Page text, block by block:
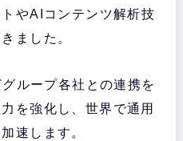
やAIコンテンツ解析技
ました。
ループ各社との連携を
を強化し、世界で通用
速します。